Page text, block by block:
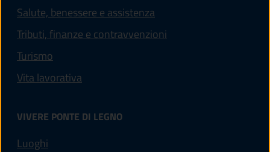
Salute, benessere e assistenza
Tributi, finanze e contravvenzioni
Turismo
Vita lavorativa
VIVERE PONTE DI LEGNO
Luoghi